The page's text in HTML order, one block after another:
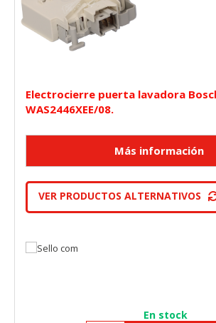
Electrocierre puerta lavadora
WAS2446XEE/08.
VER PRODUCTOS ALTERNATIVOS
En stock